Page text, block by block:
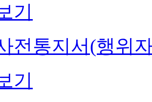
기
전통지서(행위
기